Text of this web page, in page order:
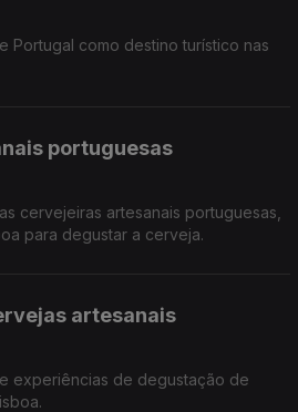
Portugal como destino turístico nas
portuguesas
cervejeiras artesanais portuguesas,
para degustar a cerveja.
artesanais
experiências de degustação de